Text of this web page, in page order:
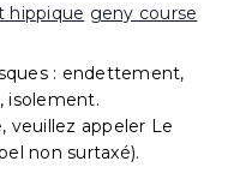
hippique geny course
: endettement,
isolement.
veuillez appeler Le
non surtaxé).